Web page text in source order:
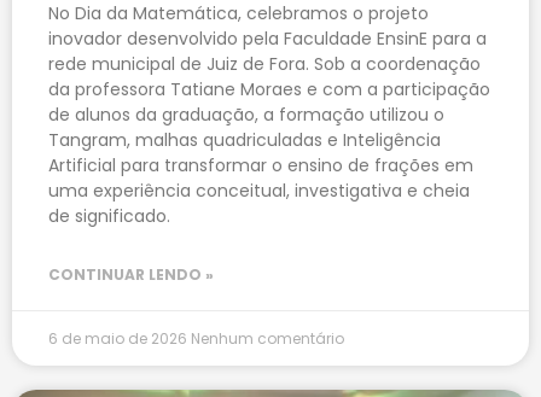
No Dia da Matemática, celebramos o projeto
inovador desenvolvido pela Faculdade EnsinE para a
rede municipal de Juiz de Fora. Sob a coordenação
da professora Tatiane Moraes e com a participação
de alunos da graduação, a formação utilizou o
Tangram, malhas quadriculadas e Inteligência
Artificial para transformar o ensino de frações em
uma experiência conceitual, investigativa e cheia
de significado.
CONTINUAR LENDO »
6 de maio de 2026 Nenhum comentário